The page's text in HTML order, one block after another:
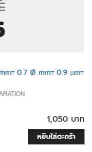
0.7 Ø mm= 0.9 µm=
1,050 บาท
หยิบใส่ตะกร้า